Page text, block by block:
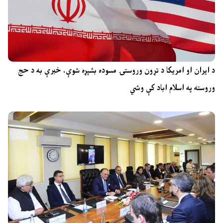
د ایران او امریکا د تړون وروستۍ مسوده بشپړه شوې، خبرې به د حج
وروسته په اسلام اباد کې وشي